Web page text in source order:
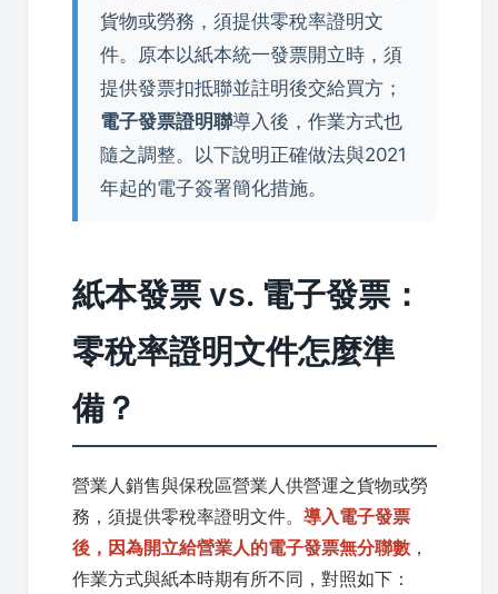
貨物或勞務，須提供零稅率證明文
件。原本以紙本統一發票開立時，須
提供發票扣抵聯並註明後交給買方；
電子發票證明聯導入後，作業方式也
隨之調整。以下說明正確做法與2021
年起的電子簽署簡化措施。
紙本發票 vs. 電子發票：
零稅率證明文件怎麼準
備？
營業人銷售與保稅區營業人供營運之貨物或勞
務，須提供零稅率證明文件。 導入電子發票
後，因為開立給營業人的電子發票無分聯數 ，
作業方式與紙本時期有所不同，對照如下：